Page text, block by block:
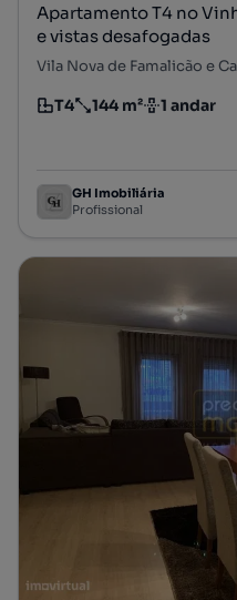
Apartamento T4 no
e vistas desafogadas
Tipologia
T4
Preço por metro quadrado
144 m²
Andar 1 andar
GH Imobiliária
Profissional